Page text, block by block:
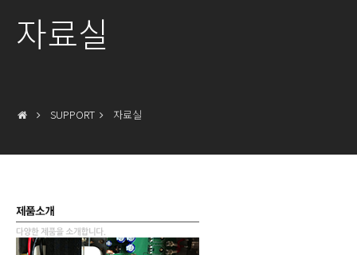
자료실
SUPPORT 자료실